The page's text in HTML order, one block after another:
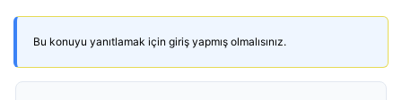
Bu konuyu yanıtlamak için giriş yapmış olmalısınız.